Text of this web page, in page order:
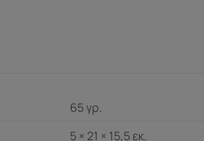
65 γρ.
5 × 21 × 15,5 εκ.